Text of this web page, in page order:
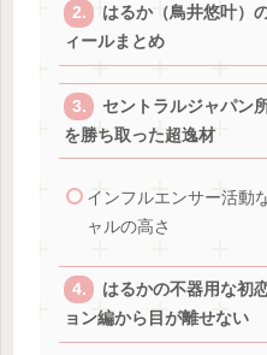
はるか（鳥井悠叶）
ィールまとめ
セントラルジャパン
を勝ち取った超逸材
インフルエンサー活動
ャルの高さ
はるかの不器用な初
ョン編から目が離せない